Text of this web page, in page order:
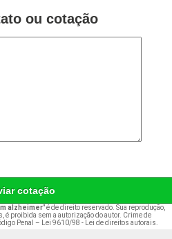
ou cotação
cotação
alzheimer" é de direito reservado. Sua reprodução,
proibida sem a autorização do autor. Crime de
Penal –
Lei 9610/98 - Lei de direitos autorais